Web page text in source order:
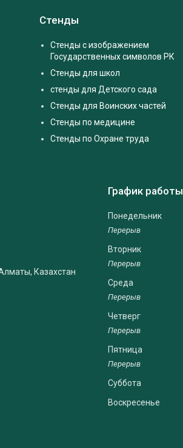
Стенды
Стенды с изображением
Государственных символов РК
Стенды для школ
стенды для Детского сада
Стенды для Воинских частей
Стенды по медицине
Стенды по Охране труда
Казахстан
График работы
Понедельник
Вторник
Среда
Четверг
Пятница
Суббота
Воскресенье